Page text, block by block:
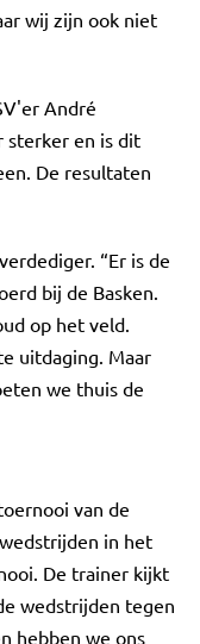
wij zijn ook niet
André
sterker en is dit
De resultaten
“Er is de
bij de Basken.
op het veld.
uitdaging. Maar
we thuis de
van de
in het
De trainer kijkt
wedstrijden tegen
hebben we ons